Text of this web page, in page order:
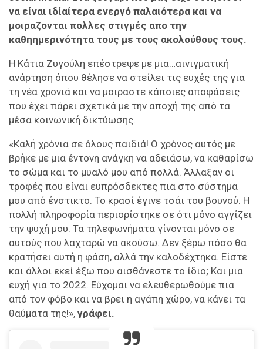
να είναι ιδίαίτερα ενεργό παλαιότερα και να
μοιραζονται πολλες στιγμές απο την
καθηημερινότητα τους με τους ακολούθους τους.
H Κάτια Ζυγούλη επέστρεψε με μια…αινιγματική
ανάρτηση όπου θέλησε να στείλει τις ευχές της για
τη νέα χρονιά και να μοιραστε κάποιες αποφάσεις
που έχει πάρει σχετικά με την αποχή της από τα
μέσα κοινωνική δικτύωσης.
«Καλή χρόνια σε όλους παιδιά! Ο χρόνος αυτός με
βρήκε με μια έντονη ανάγκη να αδειάσω, να καθαρίσω
το σώμα και το μυαλό μου από πολλά. Άλλαξαν οι
τροφές που είναι ευπρόσδεκτες πια στο σύστημα
μου από ένστικτο. Το κρασί έγινε τσάι του βουνού. Η
πολλή πληροφορία περιορίστηκε σε ότι μόνο αγγίζει
την ψυχή μου. Τα τηλεφωνήματα γίνονται μόνο σε
αυτούς που λαχταρώ να ακούσω. Δεν ξέρω πόσο θα
κρατήσει αυτή η φάση, αλλά την καλοδέχτηκα. Είστε
και άλλοι εκεί έξω που αισθάνεστε το ίδιο; Και μια
ευχή για το 2022. Εύχομαι να ελευθερωθούμε πια
από τον φόβο και να βρει η αγάπη χώρο, να κάνει τα
θαύματα της!», γράφει.